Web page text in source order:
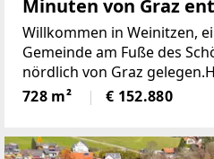
Minuten von Graz
Willkommen in Weinitzen,
Gemeinde am Fuße des
nördlich von Graz
Genuss, Tradition und
Lebensweise. Weinitzen
728 m² € 152.880